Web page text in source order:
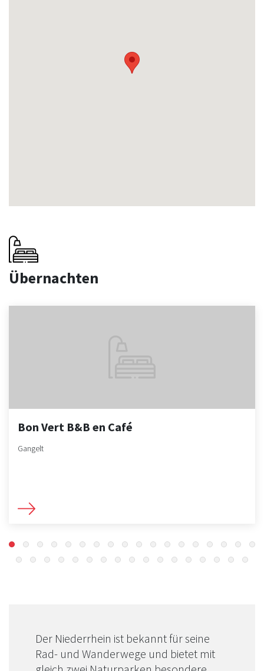
Übernachten
Bon Vert B&B en Café
Gangelt
Der Niederrhein ist bekannt für seine
Rad- und Wanderwege und bietet mit